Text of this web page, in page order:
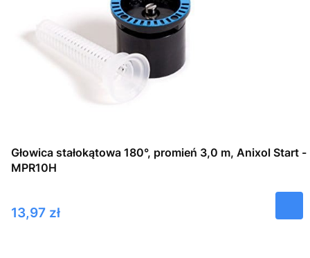
Głowica stałokątowa 180°, promień 3,0 m, Anixol Start -
MPR10H
Cena
13,97 zł